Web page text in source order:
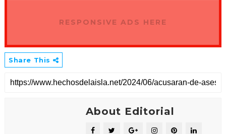
RESPONSIVE ADS HERE
Share This
About Editorial